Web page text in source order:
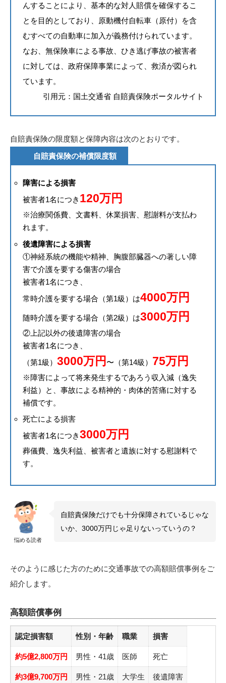
んすることにより、基本的な対人賠償を確保するこ
とを目的としており、原動機付自転車（原付）を含
むすべての自動車に加入が義務付けられています。
なお、無保険車による事故、ひき逃げ事故の被害者
に対しては、政府保障事業によって、救済が図られ
ています。
引用元： 国土交通省 自賠責保険ポータルサイト
自賠責保険の限度額と保障内容は次のとおりです。
自賠責保険の補償限度額
障害による損害
被害者1名につき 120万円
※治療関係費、文書料、休業損害、慰謝料が支払わ
れます。
後遺障害による損害
①神経系統の機能や精神、胸腹部臓器への著しい障
害で介護を要する傷害の場合
被害者1名につき、
常時介護を要する場合（第1級）は4000万円
随時介護を要する場合（第2級）は3000万円
②上記以外の後遺障害の場合
被害者1名につき、
（第1級） 3000万円 〜（第14級） 75万円
※障害によって将来発生するであろう収入減（逸失
利益）と、事故による精神的・肉体的苦痛に対する
補償です。
死亡による損害
被害者1名につき3000万円
葬儀費、逸失利益、被害者と遺族に対する慰謝料で
す。
悩める読者
自賠責保険だけでも十分保障されているじゃな
いか、3000万円じゃ足りないっていうの？
そのように感じた方のために交通事故での高額賠償事例をご
紹介します。
高額賠償事例
認定損害額 性別・年齢 職業 損害
約5億2,800万円 男性・41歳 医師 死亡
約3億9,700万円 男性・21歳 大学生 後遺障害